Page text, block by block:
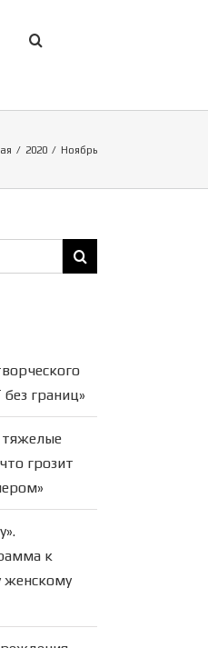
/ 2020 / Ноябрь
границ»
тяжелые
грозит
к